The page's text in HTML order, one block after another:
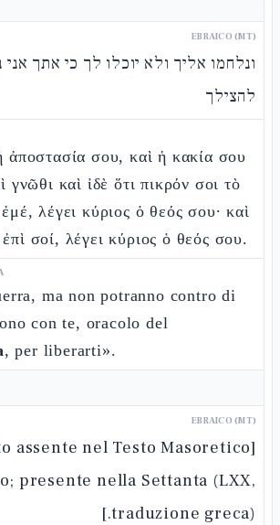
EBRAICO (MT)
ונלחמו אליך ולא יוכלו לך כי אתך אני
להצילך
ἀποστασία σου, καὶ ἡ κακία σου
γνῶθι καὶ ἰδὲ ὅτι πικρόν σοι τὸ
λέγει κύριος ὁ θεός σου· καὶ
σοί, λέγει κύριος ὁ θεός σου.
ma non potranno contro di
con te, oracolo del
, per liberarti».
EBRAICO (MT)
assente nel Testo Masoretico
presente nella Settanta (LXX,
traduzione greca).]